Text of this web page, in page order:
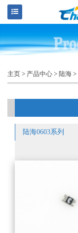
主页 > 产品中心 > 陆海 >
陆海0603系列